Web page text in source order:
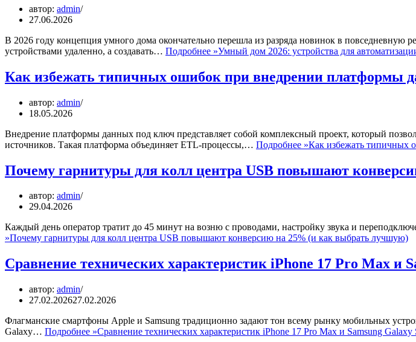
автор: admin
27.06.2026
В 2026 году концепция умного дома окончательно перешла из разряда новинок в повседневную
устройствами удаленно, а создавать… Подробнее »Умный дом 2026: устройства для
Как избежать типичных ошибок при внедрении платформы
автор: admin
18.05.2026
Внедрение платформы данных под ключ представляет собой комплексный проект, который
источников. Такая платформа объединяет ETL-процессы,… Подробнее »Как избежать типичных
Почему гарнитуры для колл центра USB повышают
автор: admin
29.04.2026
Каждый день оператор тратит до 45 минут на возню с проводами, настройку звука и
»Почему гарнитуры для колл центра USB повышают конверсию на 25% (и как выбрать лучшую)
Сравнение технических характеристик iPhone 17 Pro Max и
автор: admin
27.02.202627.02.2026
Флагманские смартфоны Apple и Samsung традиционно задают тон всему рынку мобильных
Galaxy… Подробнее »Сравнение технических характеристик iPhone 17 Pro Max и Samsung Galaxy